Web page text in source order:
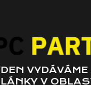
VYDÁVÁME
V